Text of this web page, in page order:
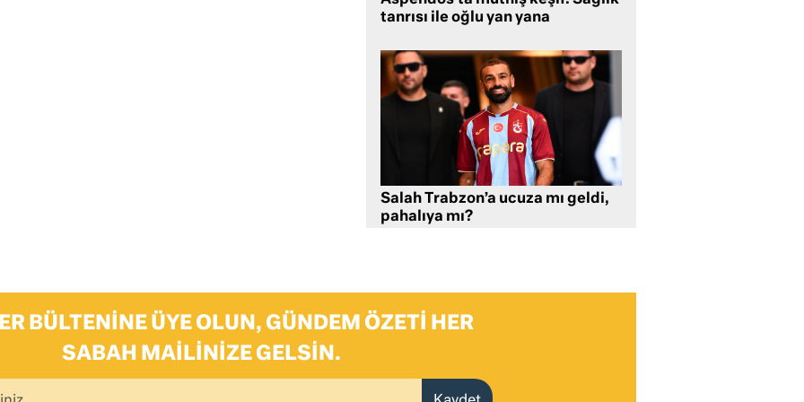
tanrısı ile oğlu yan yana
Salah Trabzon’a ucuza mı geldi,
pahalıya mı?
BÜLTENINE ÜYE OLUN, GÜNDEM ÖZETI HER
SABAH MAILINIZE GELSIN.